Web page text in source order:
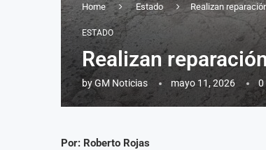
Home Estado Realizan
ESTADO
Realizan
byGM Noticias mayo 11, 2026 0
Por: Roberto Rojas